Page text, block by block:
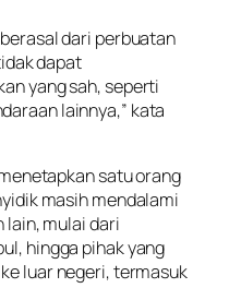
dari perbuatan
dapat
yang sah, seperti
lainnya,” kata
satu orang
masih mendalami
lain, mulai dari
hingga pihak yang
luar negeri, termasuk